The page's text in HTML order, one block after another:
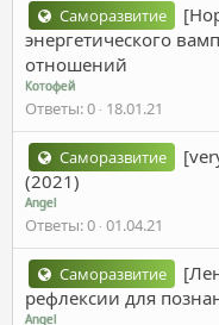
Саморазвитие
энергетического
отношений
Котофей
Ответы 0 18.01.21
Саморазвитие
(2021)
Angel
Ответы 0 01.04.21
Саморазвитие
рефлексии для
Angel